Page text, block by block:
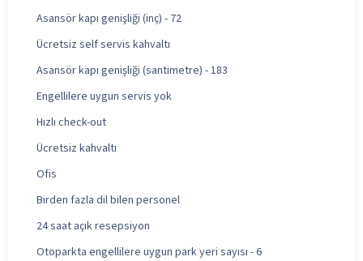
Asansör kapı genişliği (inç) - 72
Ücretsiz self servis kahvaltı
Asansör kapı genişliği (santimetre) - 183
Engellilere uygun servis yok
Hızlı check-out
Ücretsiz kahvaltı
Ofis
Birden fazla dil bilen personel
24 saat açık resepsiyon
Otoparkta engellilere uygun park yeri sayısı - 6